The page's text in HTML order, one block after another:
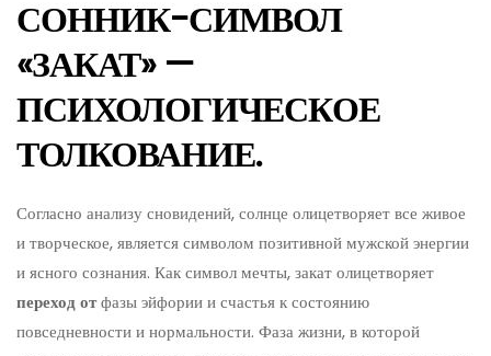
СОННИК-СИМВОЛ
«ЗАКАТ» —
ПСИХОЛОГИЧЕСКОЕ
ТОЛКОВАНИЕ.
Согласно анализу сновидений, солнце олицетворяет все живое
и творческое, является символом позитивной мужской энергии
и ясного сознания. Как символ мечты, закат олицетворяет
переход отфазы эйфории и счастья к состоянию
повседневности и нормальности. Фаза жизни, в которой